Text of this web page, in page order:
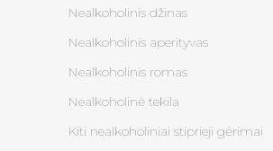
Nealkoholinis džinas
Nealkoholinis aperityvas
Nealkoholinis romas
Nealkoholinė tekila
Kiti nealkoholiniai stiprieji gėrimai